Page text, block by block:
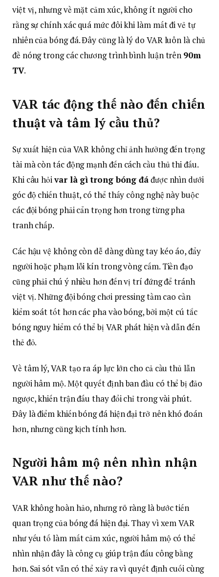
việt vị, nhưng về mặt cảm xúc, không ít người cho
rằng sự chính xác quá mức đôi khi làm mất đi vẻ tự
nhiên của bóng đá. Đây cũng là lý do VAR luôn là chủ
đề nóng trong các chương trình bình luận trên 90m
TV.
VAR tác động thế nào đến chiến
thuật và tâm lý cầu thủ?
Sự xuất hiện của VAR không chỉ ảnh hưởng đến trọng
tài mà còn tác động mạnh đến cách cầu thủ thi đấu.
Khi câu hỏivar là gì trong bóng đáđược nhìn dưới
góc độ chiến thuật, có thể thấy công nghệ này buộc
các đội bóng phải cẩn trọng hơn trong từng pha
tranh chấp.
Các hậu vệ không còn dễ dàng dùng tay kéo áo, đẩy
người hoặc phạm lỗi kín trong vòng cấm. Tiền đạo
cũng phải chú ý nhiều hơn đến vị trí đứng để tránh
việt vị. Những đội bóng chơi pressing tầm cao cần
kiểm soát tốt hơn các pha vào bóng, bởi một cú tắc
bóng nguy hiểm có thể bị VAR phát hiện và dẫn đến
thẻ đỏ.
Về tâm lý, VAR tạo ra áp lực lớn cho cả cầu thủ lẫn
người hâm mộ. Một quyết định ban đầu có thể bị đảo
ngược, khiến trận đấu thay đổi chỉ trong vài phút.
Đây là điểm khiến bóng đá hiện đại trở nên khó đoán
hơn, nhưng cũng kịch tính hơn.
Người hâm mộ nên nhìn nhận
VAR như thế nào?
VAR không hoàn hảo, nhưng rõ ràng là bước tiến
quan trọng của bóng đá hiện đại. Thay vì xem VAR
như yếu tố làm mất cảm xúc, người hâm mộ có thể
nhìn nhận đây là công cụ giúp trận đấu công bằng
hơn. Sai sót vẫn có thể xảy ra vì quyết định cuối cùng